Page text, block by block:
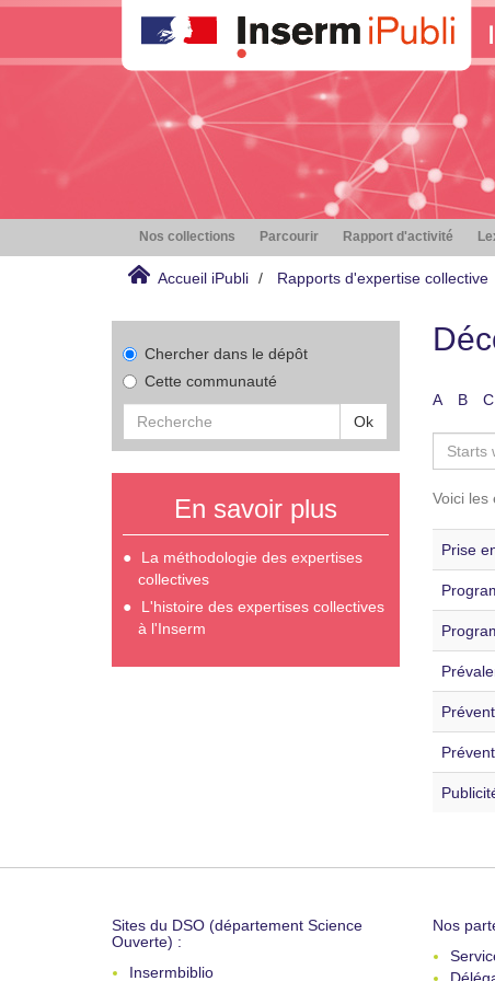
Nos collections Parcourir Rapport d'activité
Accueil iPubli Rapports d'expertise collective
Chercher dans le dépôt
Cette communauté
Ok
En savoir plus
La méthodologie des expertises
collectives
L'histoire des expertises collectives
à l'Inserm
A B C
Voici les
Prise
Sites du DSO (département Science
Ouverte) :
Insermbiblio
Nos